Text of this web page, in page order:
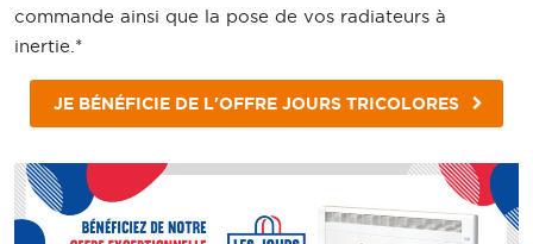
commande ainsi que la pose de vos radiateurs à
inertie.*
JE BÉNÉFICIE DE L'OFFRE JOURS TRICOLORES